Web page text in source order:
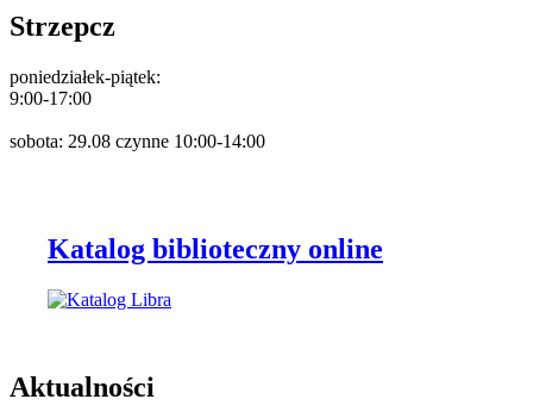
Strzepcz
poniedziałek-piątek:
9:00-17:00
sobota: 29.08 czynne 10:00-14:00
Katalog biblioteczny online
Aktualności